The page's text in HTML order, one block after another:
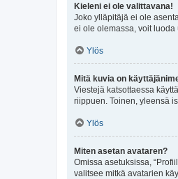
Kieleni ei ole valittavana!
Joko ylläpitäjä ei ole
ei ole olemassa, voit
Ylös
Mitä kuvia on
Viestejä katsottaessa
riippuen. Toinen, yleensä
Ylös
Miten asetan avataren?
Omissa asetuksissa,
valitsee mitkä avatarien